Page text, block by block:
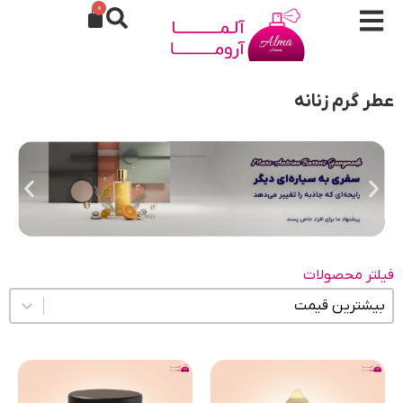
0
عطر گرم زنانه
فیلتر محصولات
مرتب سازی محتوا